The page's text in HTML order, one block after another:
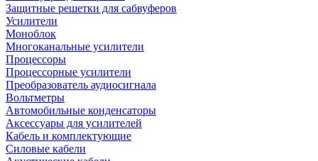
Защитные решетки для сабвуферов
Усилители
Моноблок
Многоканальные усилители
Процессоры
Процессорные усилители
Преобразователь аудиосигнала
Вольтметры
Автомобильные конденсаторы
Аксессуары для усилителей
Кабель и комплектующие
Силовые кабели